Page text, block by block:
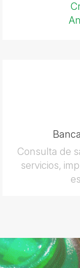
Consulta de
servicios,